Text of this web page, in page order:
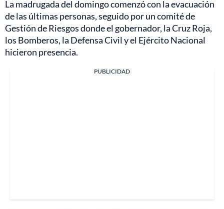
La madrugada del domingo comenzó con la evacuación
de las últimas personas, seguido por un comité de
Gestión de Riesgos donde el gobernador, la Cruz Roja,
los Bomberos, la Defensa Civil y el Ejército Nacional
hicieron presencia.
PUBLICIDAD